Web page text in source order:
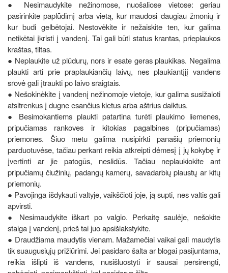
● Nesimaudykite nežinomose, nuošaliose vietose: geriau
pasirinkite paplūdimį arba vietą, kur maudosi daugiau žmonių ir
kur budi gelbėtojai. Nestovėkite ir nežaiskite ten, kur galima
netikėtai įkristi į vandenį. Tai gali būti status krantas, prieplaukos
kraštas, tiltas.
● Neplaukite už plūdurų, nors ir esate geras plaukikas. Negalima
plaukti arti prie praplaukiančių laivų, nes plaukiantįjį vandens
srovė gali įtraukti po laivo sraigtais.
● Nešokinėkite į vandenį nežinomoje vietoje, kur galima susižaloti
atsitrenkus į dugne esančius kietus arba aštrius daiktus.
● Besimokantiems plaukti patartina turėti plaukimo liemenes,
pripučiamas rankoves ir kitokias pagalbines (pripučiamas)
priemones. Šiuo metu galima nusipirkti panašių priemonių
parduotuvėse, tačiau perkant reikia atkreipti dėmesį į jų kokybę ir
įvertinti ar jie patogūs, neslidūs. Tačiau neplaukiokite ant
pripučiamų čiužinių, padangų kamerų, savadarbių plaustų ar kitų
priemonių.
● Pavojinga išdykauti valtyje, vaikščioti joje, ją supti, nes valtis gali
apvirsti.
● Nesimaudykite iškart po valgio. Perkaitę saulėje, nešokite
staiga į vandenį, prieš tai juo apsišlakstykite.
● Draudžiama maudytis vienam. Mažamečiai vaikai gali maudytis
tik suaugusiųjų prižiūrimi. Jei pasidaro šalta ar blogai pasijuntama,
reikia išlipti iš vandens, nusišluostyti ir sausai persirengti,